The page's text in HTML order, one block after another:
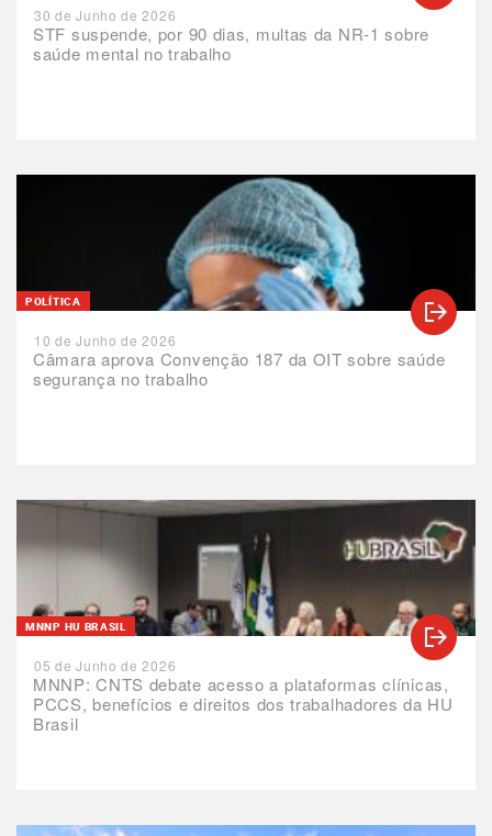
STF suspende, por 90 dias, multas da NR-1 sobre
saúde mental no trabalho
30 de Junho de 2026
Câmara aprova Convenção 187 da OIT sobre saúde
segurança no trabalho
POLÍTICA
10 de Junho de 2026
MNNP: CNTS debate acesso a plataformas clínicas,
PCCS, benefícios e direitos dos trabalhadores da HU
Brasil
MNNP HU BRASIL
05 de Junho de 2026